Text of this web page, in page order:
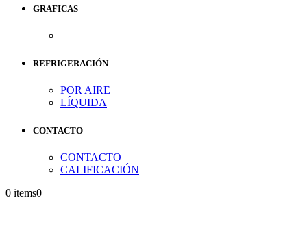
GRAFICAS
REFRIGERACIÓN
POR AIRE
LÍQUIDA
CONTACTO
CONTACTO
CALIFICACIÓN
0 items0